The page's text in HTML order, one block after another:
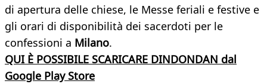
di apertura delle chiese, le Messe feriali e festive e
gli orari di disponibilità dei sacerdoti per le
confessioni a Milano.
QUI È POSSIBILE SCARICARE DINDONDAN dal
Google Play Store